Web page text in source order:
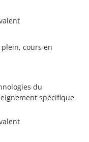
cours en
du
spécifique